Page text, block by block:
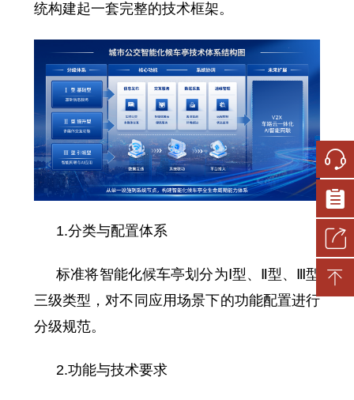
统构建起一套完整的技术框架。
1.分类与配置体系
标准将智能化候车亭划分为Ⅰ型、Ⅱ型、Ⅲ型
三级类型，对不同应用场景下的功能配置进行
分级规范。
2.功能与技术要求